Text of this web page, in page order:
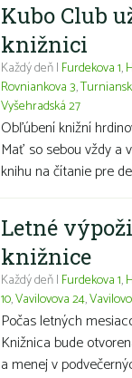
Kubo Club
knižnici
Každý deň | Furdekova 1,
Rovniankova 3,
Vyšehradská 27
Obľúbení knižní
Mať so sebou vždy a
knihu na čítanie pre
Letné
knižnice
Každý deň | Furdekova 1,
10,Vavilovova 24,
Počas letných
Knižnica bude
a menej v